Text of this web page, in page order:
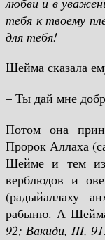
тебя к твоему
для тебя!
Шейма сказала
– Ты дай мне
Потом она
Пророк Аллаха
Шейме и тем из
верблюдов и
(радыйаллаху
рабыню. А
92; Вакиди, III,